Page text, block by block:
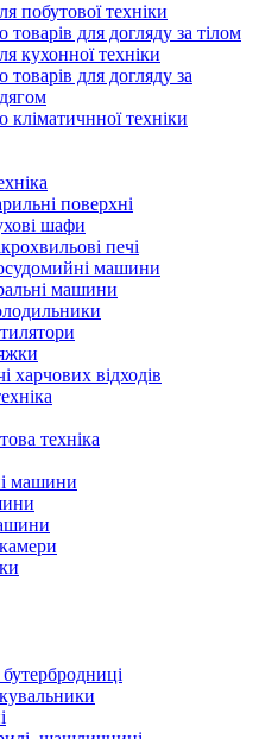
побутової техніки
товарів для догляду за тілом
кухонної техніки
товарів для догляду за
кліматичнної техніки
поверхні
шафи
печі
машини
машини
харчових відходів
техніка
машини